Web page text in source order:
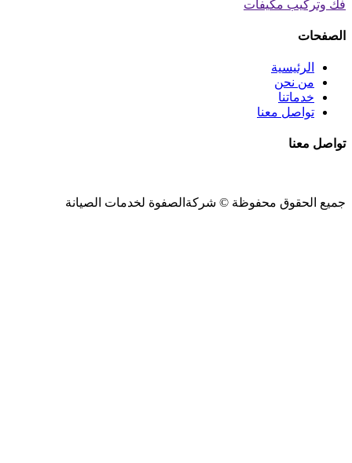
فك وتركيب مكيفات
الصفحات
الرئيسية
من نحن
خدماتنا
تواصل معنا
تواصل معنا
جميع الحقوق محفوظة © شركةالصفوة لخدمات الصيانة